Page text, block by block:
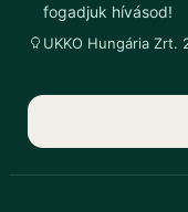
fogadjuk hívásod!
UKKO Hungária Zrt.